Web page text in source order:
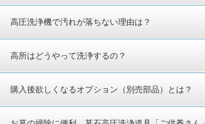
高圧洗浄機で汚れが落ちない理由は？
高所はどうやって洗浄するの？
購入後欲しくなるオプション（別売部品）とは？